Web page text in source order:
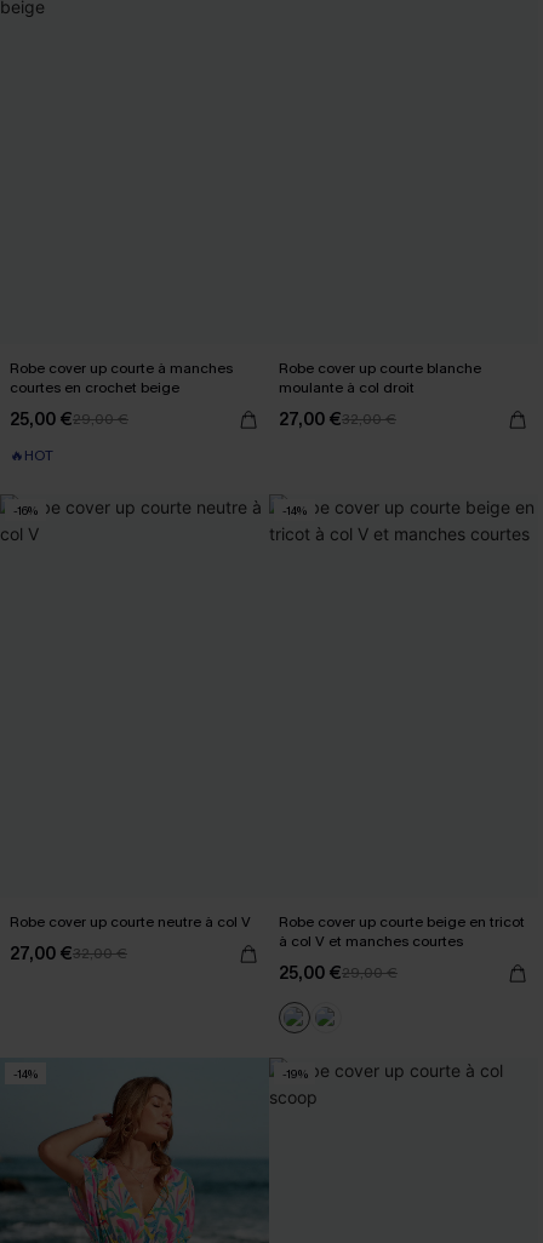
Robe cover up courte à manches
courtes en crochet beige
25,00 €29,00 €
🔥HOT
Robe cover up courte blanche
moulante à col droit
27,00 €32,00 €
-16%
Robe cover up courte neutre à col V
27,00 €32,00 €
-14%
Robe cover up courte beige en tricot
à col V et manches courtes
25,00 €29,00 €
-14% -19%